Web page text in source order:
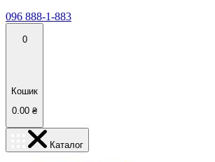
096 888-1-883
0
Кошик
0.00 ₴
Каталог